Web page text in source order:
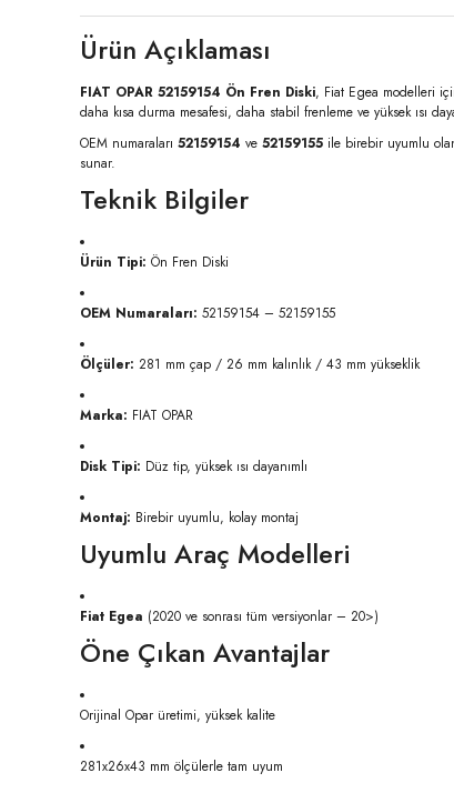
Ürün Açıklaması
FIAT OPAR 52159154 Ön Fren Diski, Fiat Egea modelleri
daha kısa durma mesafesi, daha stabil frenleme ve yüksek ısı
OEM numaraları 52159154 ve 52159155 ile birebir uyumlu
sunar.
Teknik Bilgiler
Ürün Tipi: Ön Fren Diski
OEM Numaraları: 52159154 – 52159155
Ölçüler: 281 mm çap / 26 mm kalınlık / 43 mm yükseklik
Marka: FIAT OPAR
Disk Tipi: Düz tip, yüksek ısı dayanımlı
Montaj: Birebir uyumlu, kolay montaj
Uyumlu Araç Modelleri
Fiat Egea (2020 ve sonrası tüm versiyonlar – 20>)
Öne Çıkan Avantajlar
Orijinal Opar üretimi, yüksek kalite
281x26x43 mm ölçülerle tam uyum